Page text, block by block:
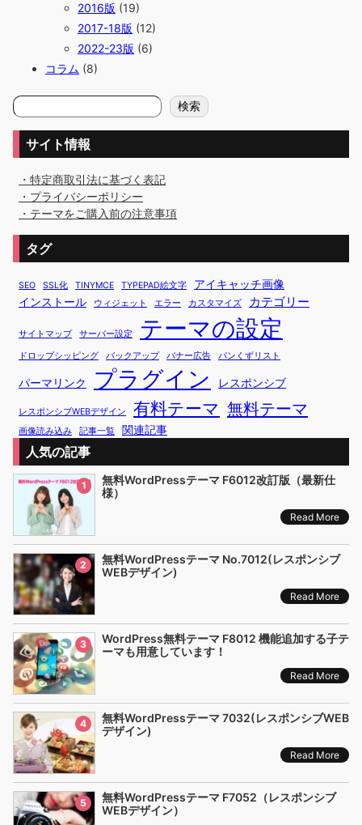
2016版 (19)
2017-18版 (12)
2022-23版 (6)
コラム (8)
検
索
検索
サイト情報
・特定商取引法に基づく表記
・プライバシーポリシー
・テーマをご購入前の注意事項
タグ
SEO SSL化 TINYMCE TYPEPAD絵文字
アイキャッチ画像
インストール
ウィジェット エラー カスタマイズ カテゴリー
サイトマップ サーバー設定 テーマの設定
ドロップシッピング バックアップ バナー広告 パンくずリスト
パーマリンク プラグイン レスポンシブ
レスポンシブWEBデザイン 有料テーマ 無料テーマ
画像読み込み 記事一覧 関連記事
人気の記事
1
無料WordPressテーマ F6012改訂版（最新仕
様）
Read More
2
無料WordPressテーマ No.7012(レスポンシブ
WEBデザイン)
Read More
3
WordPress無料テーマ F8012 機能追加する子テ
ーマも用意しています！
Read More
4
無料WordPressテーマ 7032(レスポンシブWEB
デザイン)
Read More
5
無料WordPressテーマ F7052（レスポンシブ
WEBデザイン）